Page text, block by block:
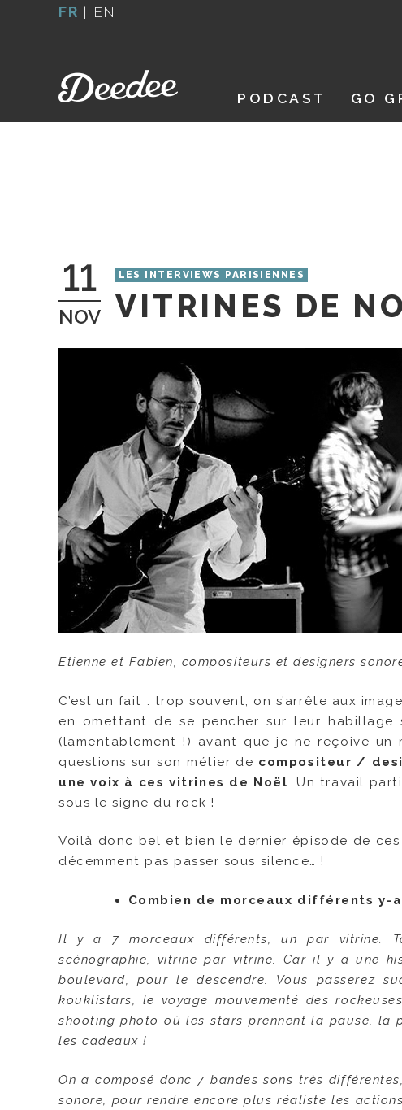
FR | EN
PODCAST GO
11
NOV
LES INTERVIEWS PARISIENNES
VITRINES DE
Etienne et Fabien, compositeurs et designers
C’est un fait : trop souvent, on s’arrête aux
en omettant de se pencher sur leur habillage
(lamentablement !) avant que je ne reçoive un
questions sur son métier de compositeur /
une voix à ces vitrines de Noël. Un travail
sous le signe du rock !
Voilà donc bel et bien le dernier épisode de
décemment pas passer sous silence… !
Combien de morceaux différents y-
Il y a 7 morceaux différents, un par vitrine.
scénographie, vitrine par vitrine. Car il y a une
boulevard, pour le descendre. Vous passerez
kouklistars, le voyage mouvementé des
shooting photo où les stars prennent la pause, la
les cadeaux !
On a composé donc 7 bandes sons très
sonore, pour rendre encore plus réaliste les